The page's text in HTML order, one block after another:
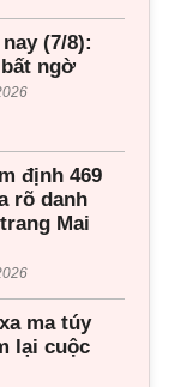
(7/8):
ngờ
định 469
rõ danh
Mai
ma túy
lại cuộc